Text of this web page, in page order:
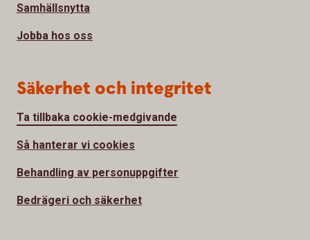
Samhällsnytta
Jobba hos oss
Säkerhet och integritet
Ta tillbaka cookie-medgivande
Så hanterar vi cookies
Behandling av personuppgifter
Bedrägeri och säkerhet